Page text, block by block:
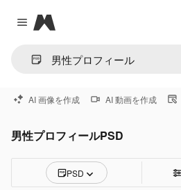
Close menu
Magnific
AI 画像を作成 AI 動画を作成
男性プロフィールPSD
PSD